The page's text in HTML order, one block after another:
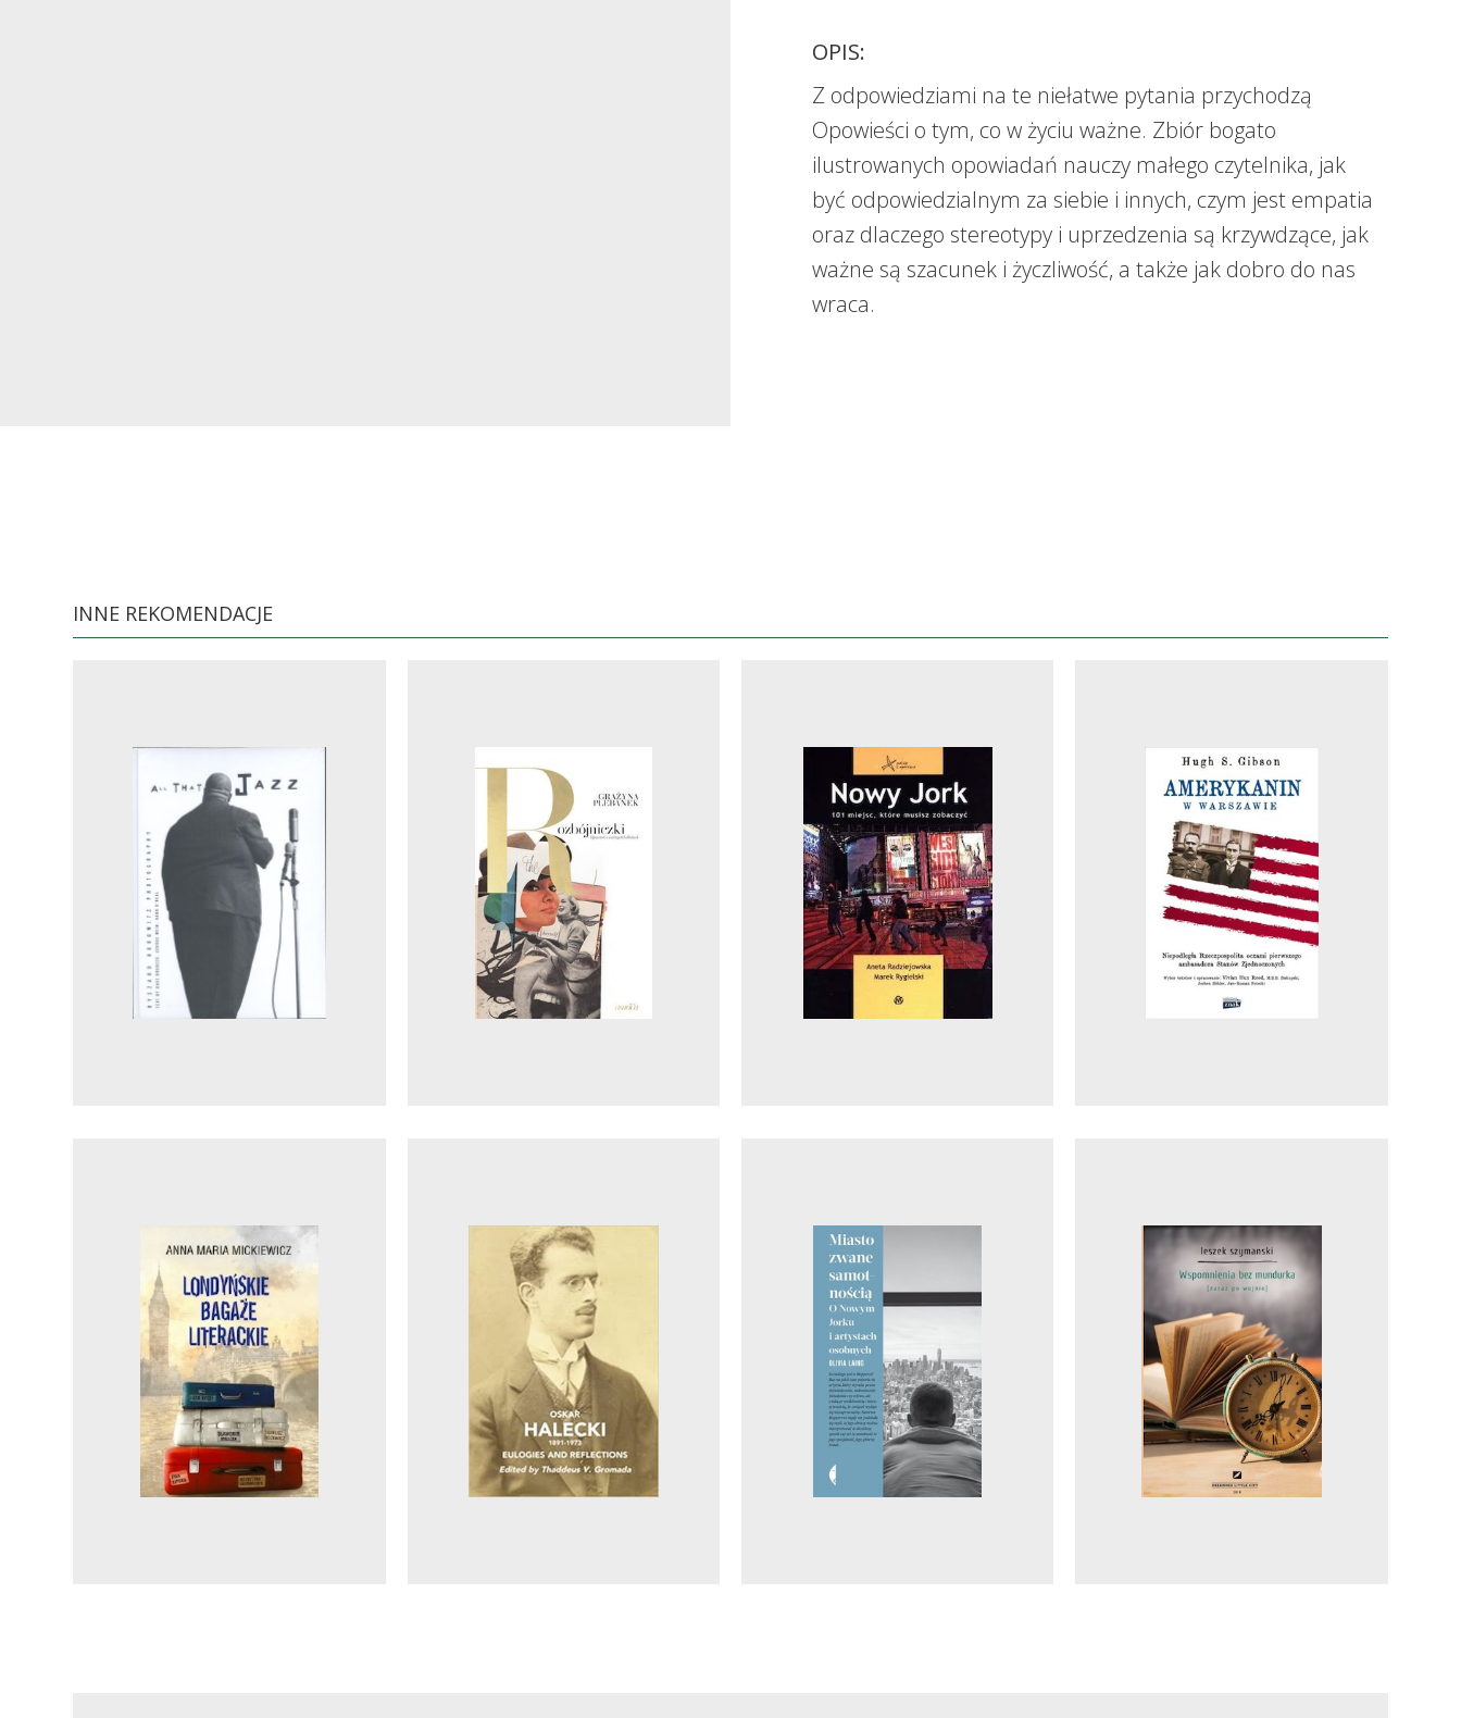
OPIS:
Z odpowiedziami na te niełatwe pytania przychodzą
Opowieści o tym, co w życiu ważne. Zbiór bogato
ilustrowanych opowiadań nauczy małego czytelnika, jak
być odpowiedzialnym za siebie i innych, czym jest empatia
oraz dlaczego stereotypy i uprzedzenia są krzywdzące, jak
ważne są szacunek i życzliwość, a także jak dobro do nas
wraca.
INNE REKOMENDACJE